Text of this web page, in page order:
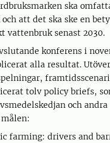
ska
att det ska ske en
vattenbruk senast 2030.
konferens i
alla resultat.
tolv policy briefs,
och andra
farming: drivers and